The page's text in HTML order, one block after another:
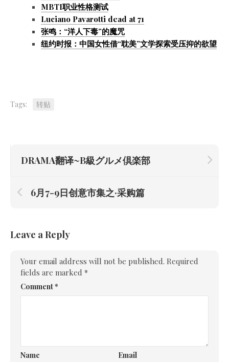
MBTI职业性格测试
Luciano Pavarotti dead at 71
张鸣：“洋人下毒”的魔咒
纽约时报：中国女性借“耽美”文学探索受压抑的欲望
Tags: 转贴
DRAMA翻译~B級グルメ倶楽部
6月7-9日创意市集之·采购篇
Leave a Reply
Your email address will not be published. Required
fields are marked *
Comment*
Name Email